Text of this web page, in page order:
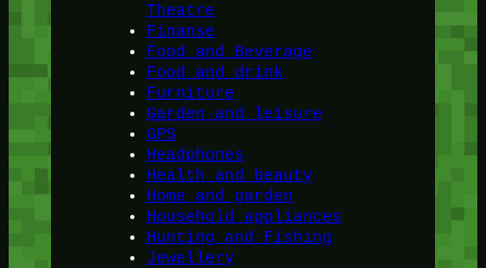
Theatre
Finanse
Food and Beverage
Food and drink
Furniture
Garden and leisure
GPS
Headphones
Health and beauty
Home and garden
Household appliances
Hunting and Fishing
Jewellery